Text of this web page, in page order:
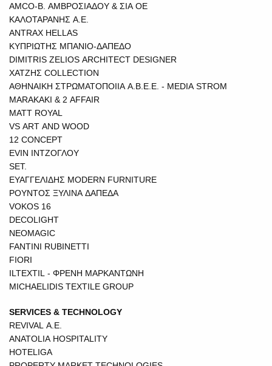
AMCO-B. ΑΜΒΡΟΣΙΑΔΟΥ & ΣΙΑ ΟΕ
ΚΑΛΟΤΑΡΑΝΗΣ A.E.
ANTRAX HELLAS
ΚΥΠΡΙΩΤΗΣ ΜΠΑΝΙΟ-ΔΑΠΕΔΟ
DIMITRIS ZELIOS ARCHITECT DESIGNER
ΧΑΤΖΗΣ COLLECTION
ΑΘΗΝΑΙΚΗ ΣΤΡΩΜΑΤΟΠΟΙΙΑ Α.Β.Ε.Ε. - MEDIA STROM
MARAKAKI & 2 AFFAIR
MATT ROYAL
VS ART AND WOOD
12 CONCEPT
EVIN ΙΝΤΖΟΓΛΟΥ
SET.
ΕΥΑΓΓΕΛΙΔΗΣ MODERN FURNITURE
ΡΟΥΝΤΟΣ ΞΥΛΙΝΑ ΔΑΠΕΔΑ
VOKOS 16
DECOLIGHT
NEOMAGIC
FANTINI RUBINETTI
FIORI
ILTEXTIL - ΦΡΕΝΗ ΜΑΡΚΑΝΤΩΝΗ
MICHAELIDIS TEXTILE GROUP
SERVICES & TECHNOLOGY
REVIVAL A.E.
ANATOLIA HOSPITALITY
HOTELIGA